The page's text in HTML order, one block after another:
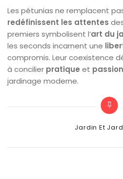
Les pétunias ne remplacent
redéfinissent les attentes
premiers symbolisent l’art du
les seconds incarnent une
compromis. Leur coexistence
à concilier pratique et passion
jardinage moderne.
Categories
Jardin Et